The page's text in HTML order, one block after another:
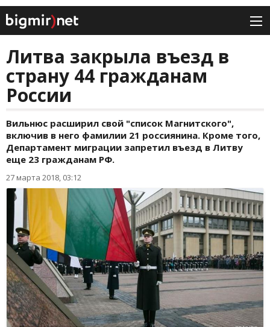
Литва закрыла въезд в
страну 44 гражданам
России
Вильнюс расширил свой "список Магнитского",
включив в него фамилии 21 россиянина. Кроме того,
Департамент миграции запретил въезд в Литву
еще 23 гражданам РФ.
27 марта 2018, 03:12